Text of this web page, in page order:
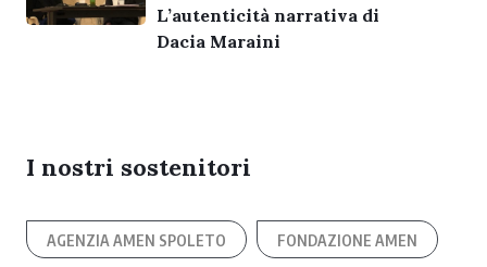
L’autenticità narrativa di
Dacia Maraini
I nostri sostenitori
AGENZIA AMEN SPOLETO FONDAZIONE AMEN